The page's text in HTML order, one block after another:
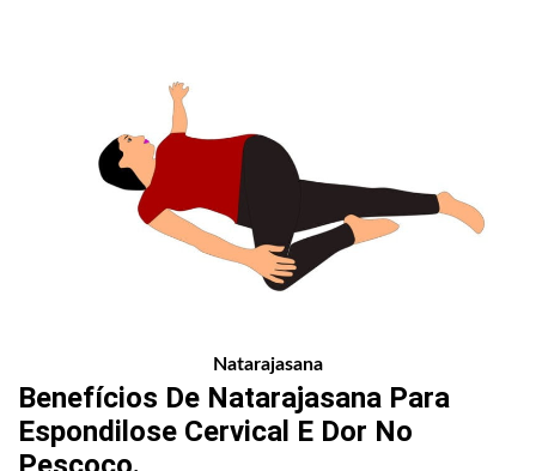
Natarajasana
Benefícios De Natarajasana Para
Espondilose Cervical E Dor No